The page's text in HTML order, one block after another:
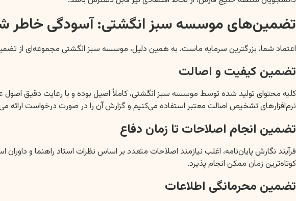
تضمین‌های موسسه سبز انگشتی: آسودگی خاطر
اعتماد شما، بزرگترین سرمایه ماست. به همین دلیل، موسسه سبز انگشتی مجموعه‌ای از
تضمین کیفیت و اصالت
کلیه محتوای تولید شده توسط موسسه سبز انگشتی، کاملاً اصیل بوده و با رعایت دقیق اصول
نرم‌افزارهای تشخیص اصالت معتبر استفاده می‌کنیم و گزارش آن را در صورت درخواست ارائه
تضمین انجام اصلاحات تا زمان دفاع
فرآیند نگارش پایان‌نامه، اغلب نیازمند اصلاحات متعدد بر اساس نظرات استاد راهنما و
کوتاه‌ترین زمان ممکن انجام پذیرد.
تضمین محرمانگی اطلاعات